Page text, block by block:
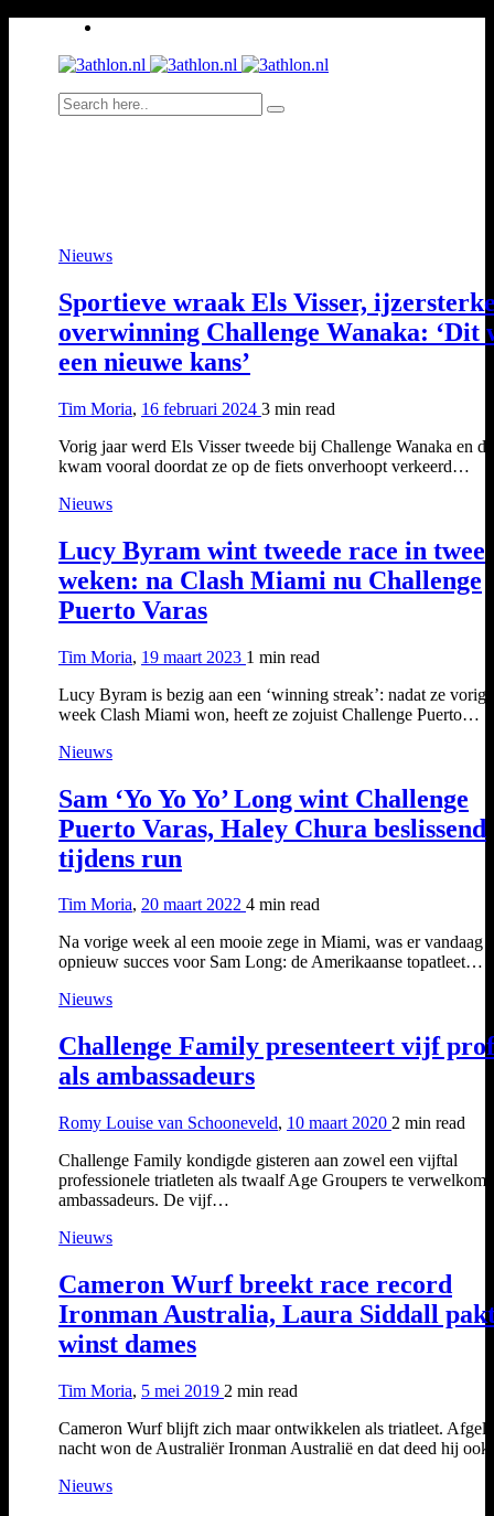
Nieuws
Sportieve wraak Els Visser,
overwinning Challenge Wanaka: ‘Dit
een nieuwe kans’
Tim Moria, 16 februari 2024 3 min read
Vorig jaar werd Els Visser tweede bij Challenge Wanaka en
kwam vooral doordat ze op de fiets onverhoopt verkeerd…
Nieuws
Lucy Byram wint tweede race in twee
weken: na Clash Miami nu Challenge
Puerto Varas
Tim Moria, 19 maart 2023 1 min read
Lucy Byram is bezig aan een ‘winning streak’: nadat ze vorige
week Clash Miami won, heeft ze zojuist Challenge Puerto…
Nieuws
Sam ‘Yo Yo Yo’ Long wint Challenge
Puerto Varas, Haley Chura beslissend
tijdens run
Tim Moria, 20 maart 2022 4 min read
Na vorige week al een mooie zege in Miami, was er vandaag
opnieuw succes voor Sam Long: de Amerikaanse topatleet…
Nieuws
Challenge Family presenteert vijf
als ambassadeurs
Romy Louise van Schooneveld, 10 maart 2020 2 min read
Challenge Family kondigde gisteren aan zowel een vijftal
professionele triatleten als twaalf Age Groupers te
ambassadeurs. De vijf…
Nieuws
Cameron Wurf breekt race record
Ironman Australia, Laura Siddall
winst dames
Tim Moria, 5 mei 2019 2 min read
Cameron Wurf blijft zich maar ontwikkelen als triatleet.
nacht won de Australiër Ironman Australië en dat deed hij
Nieuws